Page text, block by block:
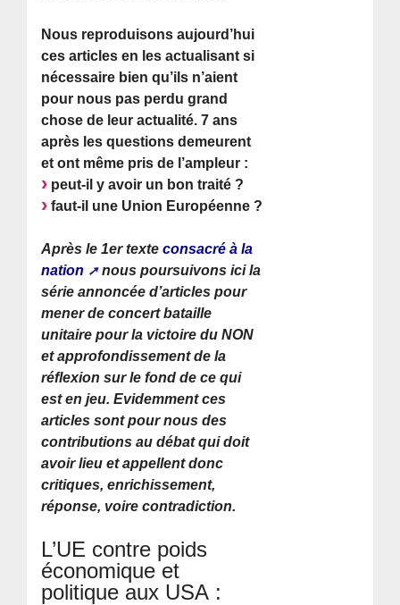
Nous reproduisons aujourd’hui
ces articles en les actualisant si
nécessaire bien qu’ils n’aient
pour nous pas perdu grand
chose de leur actualité. 7 ans
après les questions demeurent
et ont même pris de l’ampleur :
peut-il y avoir un bon traité ?
faut-il une Union Européenne ?
Après le 1er texteconsacré à la
nation
nous poursuivons ici la
série annoncée d’articles pour
mener de concert bataille
unitaire pour la victoire du NON
et approfondissement de la
réflexion sur le fond de ce qui
est en jeu. Evidemment ces
articles sont pour nous des
contributions au débat qui doit
avoir lieu et appellent donc
critiques, enrichissement,
réponse, voire contradiction.
L’UE contre poids
économique et
politique aux USA :